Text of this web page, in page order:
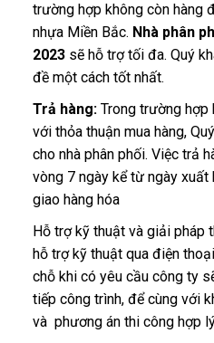
trường hợp không còn hàng
nhựa Miền Bắc. Nhà phân
2023sẽ hỗ trợ tối đa. Quý
đề một cách tốt nhất.
Trả hàng:Trong trường hợp
với thỏa thuận mua hàng,
cho nhà phân phối. Việc trả
vòng 7 ngày kể từ ngày
giao hàng hóa
Hỗ trợ kỹ thuật và giải pháp
hỗ trợ kỹ thuật qua điện
chỗ khi có yêu cầu công ty
tiếp công trình, để cùng với
và phương án thi công hợp